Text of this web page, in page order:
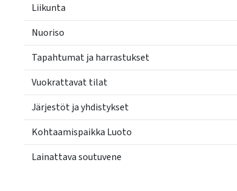
Liikunta
Nuoriso
Tapahtumat ja harrastukset
Vuokrattavat tilat
Järjestöt ja yhdistykset
Kohtaamispaikka Luoto
Lainattava soutuvene